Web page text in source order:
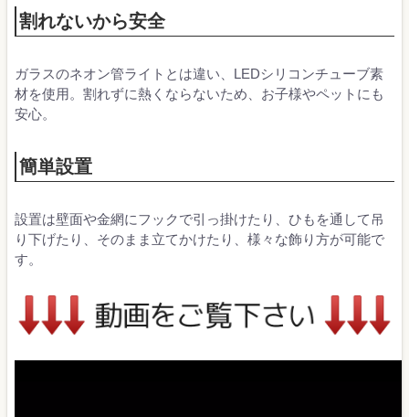
割れないから安全
ガラスのネオン管ライトとは違い、LEDシリコンチューブ素
材を使用。割れずに熱くならないため、お子様やペットにも
安心。
簡単設置
設置は壁面や金網にフックで引っ掛けたり、ひもを通して吊
り下げたり、そのまま立てかけたり、様々な飾り方が可能で
す。